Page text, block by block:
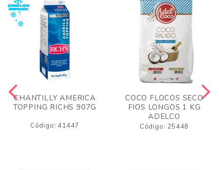
CHANTILLY AMERICA
TOPPING RICHS 907G
Código: 41447
COCO FLOCOS SECO
FIOS LONGOS 1 KG
ADELCO
Código: 25448